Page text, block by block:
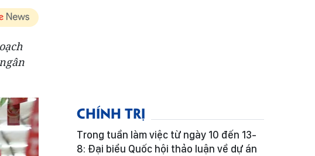
CHÍNH TRỊ
Trong tuần làm việc từ ngày 10 đến 13-
8: Đại biểu Quốc hội thảo luận về dự án